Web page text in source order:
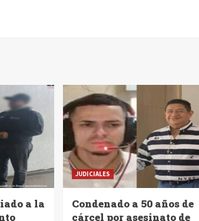
a la
JUDICIALES
Condenado a 50 años de
cárcel por asesinato de